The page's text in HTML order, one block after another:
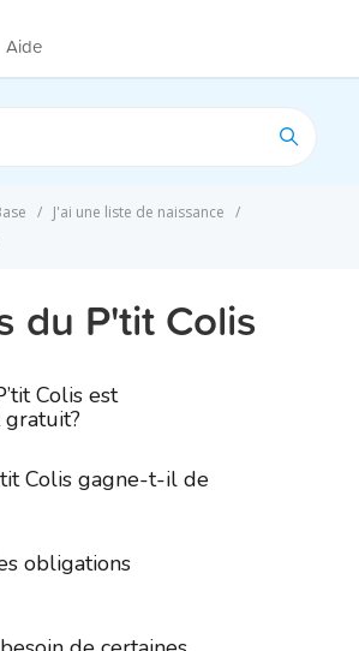
Aide
J'ai une liste de naissance
du P'tit Colis
Colis est
Colis gagne-t-il de
obligations